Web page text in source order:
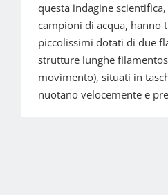
questa indagine
campioni di acqua, hanno
piccolissimi dotati di due
strutture lunghe
movimento), situati in
nuotano velocemente e